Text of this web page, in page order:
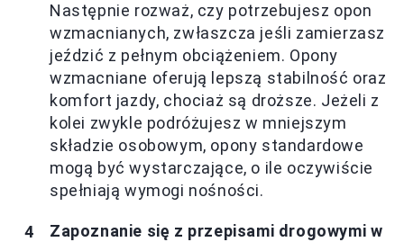
Następnie rozważ, czy potrzebujesz opon
wzmacnianych, zwłaszcza jeśli zamierzasz
jeździć z pełnym obciążeniem. Opony
wzmacniane oferują lepszą stabilność oraz
komfort jazdy, chociaż są droższe. Jeżeli z
kolei zwykle podróżujesz w mniejszym
składzie osobowym, opony standardowe
mogą być wystarczające, o ile oczywiście
spełniają wymogi nośności.
Zapoznanie się z przepisami drogowymi w